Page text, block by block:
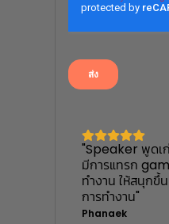
"Speaker พูดเ
มีการแทรก
ทำงาน ให้สนุกขึ้
การทำงาน"
Phanaek